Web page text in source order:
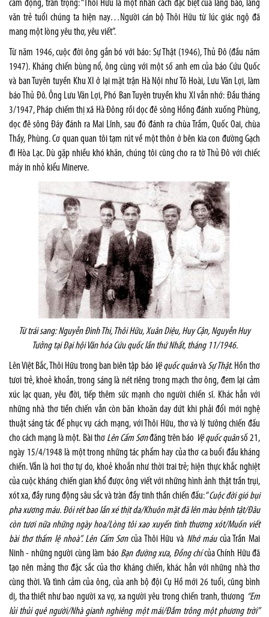
cảm động, trân trọng: “Thôi Hữu là một nhân cách đặc biệt của làng báo, làng
văn trẻ tuổi chúng ta hiện nay…Người cán bộ Thôi Hữu từ lúc giác ngộ đã
mang một lòng yêu thơ, yêu viết”.
Từ năm 1946, cuộc đời ông gắn bó với báo: Sự Thật (1946), Thủ Đô (đầu năm
1947). Kháng chiến bùng nổ, ông cùng với một số anh em của báo Cứu Quốc
và ban Tuyên tuyền Khu XI ở lại mặt trận Hà Nội như Tô Hoài, Lưu Văn Lợi, làm
báo Thủ Đô. Ông Lưu Văn Lợi, Phó Ban Tuyên truyền khu XI vẫn nhớ: Đầu tháng
3/1947, Pháp chiếm thị xã Hà Đông rồi dọc đê sông Hồng đánh xuống Phùng,
dọc đê sông Đáy đánh ra Mai Lĩnh, sau đó đánh ra chùa Trầm, Quốc Oai, chùa
Thầy, Phùng. Cơ quan quan tôi tạm rút về một thôn ở bên kia con đường Gạch
đi Hòa Lạc. Dù gặp nhiều khó khăn, chúng tôi cũng cho ra tờ Thủ Đô với chiếc
máy in nhỏ kiểu Minerve.
Từ trái sang: Nguyễn Đình Thi, Thôi Hữu, Xuân Diệu, Huy Cận, Nguyễn Huy
Tưởng tại Đại hội Văn hóa Cứu quốc lần thứ Nhất, tháng 11/1946.
Lên Việt Bắc, Thôi Hữu trong ban biên tập báo Vệ quốc quânvàSự Thật. Hồn thơ
tươi trẻ, khoẻ khoắn, trong sáng là nét riêng trong mạch thơ ông, đem lại cảm
xúc lạc quan, yêu đời, tiếp thêm sức mạnh cho người chiến sĩ. Khác hẳn với
những nhà thơ tiền chiến vẫn còn băn khoăn day dứt khi phải đổi mới nghệ
thuật sáng tác để phục vụ cách mạng, với Thôi Hữu, thơ và lý tưởng chiến đấu
cho cách mạng là một. Bài thơ Lên Cấm Sơnđăng trên báo Vệ quốc quânsố 21,
ngày 15/4/1948 là một trong những tác phẩm hay của thơ ca buổi đầu kháng
chiến. Vẫn là hơi thơ tự do, khoẻ khoắn như thời trai trẻ; hiện thực khắc nghiệt
của cuộc kháng chiến gian khổ được ông viết với những hình ảnh thật trần trụi,
xót xa, đầy rung động sâu sắc và tràn đầy tinh thần chiến đấu: “Cuộc đời gió bụi
pha xương máu. Đói rét bao lần xé thịt da/Khuôn mặt đã lên màu bệnh tật/Đâu
còn tươi nữa những ngày hoa/Lòng tôi xao xuyến tình thương xót/Muốn viết
bài thơ thấm lệ nhoà”. Lên Cấm Sơn của Thôi Hữu và Nhớ máucủa Trần Mai
Ninh - những người cùng làm báo Bạn đường xưa, Đồng chícủa Chính Hữu đã
tạo nên mảng thơ đặc sắc của thơ kháng chiến, khác hẳn với những nhà thơ
cùng thời. Và tình cảm của ông, của anh bộ đội Cụ Hồ mới 26 tuổi, cũng bình
dị, tha thiết như bao người xa vợ, xa người yêu trong chiến tranh, thương “Em
lủi thủi quê người/Nhà gianh nghiêng một mái/Đắm trông một phương trời”